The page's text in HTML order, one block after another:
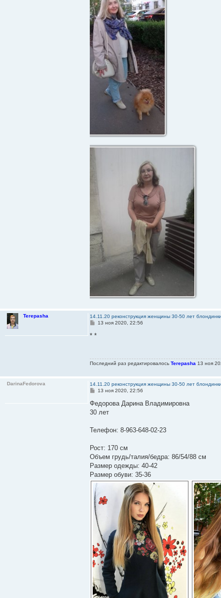
Terepasha
14.11.20 реконструкция женщины 30-50 лет
С
о
н
и
13 ноя 2020, 22:56
* *
Последний раз редактировалосьTerepasha 13 ноя
DarinaFedorova
14.11.20 реконструкция женщины 30-50 лет
С
о
б
щ
и
13 ноя 2020, 22:56
Федорова Дарина Владимировна
30 лет
Телефон: 8-963-648-02-23
Рост: 170 см
Объем грудь/талия/бедра: 86/54/88 см
Размер одежды: 40-42
Размер обуви: 35-36